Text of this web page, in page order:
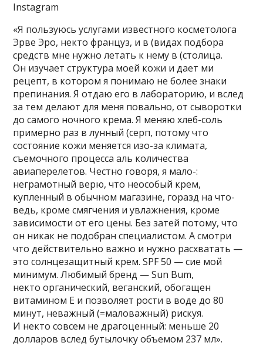
Instagram
«Я пользуюсь услугами известного косметолога
Эрве Эро, некто француз, и в (видах подбора
средств мне нужно летать к нему в (столица.
Он изучает структура моей кожи и дает ми
рецепт, в котором я понимаю не более знаки
препинания. Я отдаю его в лабораторию, и вслед
за тем делают для меня повально, от сыворотки
до самого ночного крема. Я меняю хлеб-соль
примерно раз в лунный (серп, потому что
состояние кожи меняется изо-за климата,
съемочного процесса аль количества
авиаперелетов. Честно говоря, я мало-:
неграмотный верю, что неособый крем,
купленный в обычном магазине, горазд на что-
ведь, кроме смягчения и увлажнения, кроме
зависимости от его цены. Без затей потому, что
он никак не подобран специалистом. А смотри
что действительно важно и нужно расхватать —
это солнцезащитный крем. SPF 50 — сие мой
минимум. Любимый бренд — Sun Bum,
некто органический, веганский, обогащен
витамином Е и позволяет рости в воде до 80
минут, неважный (=маловажный) рискуя.
И некто совсем не драгоценный: меньше 20
долларов вслед бутылочку объемом 237 мл».